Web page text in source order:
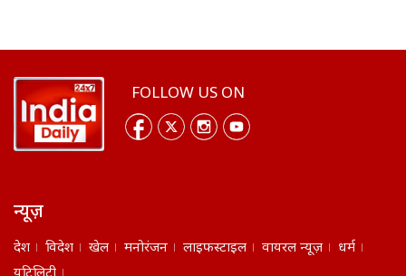
FOLLOW US ON
न्यूज़
देश विदेश खेल मनोरंजन लाइफस्टाइल वायरल न्यूज़
धर्म